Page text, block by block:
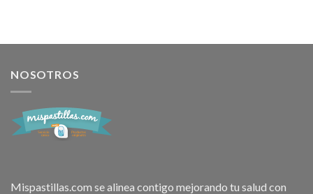
NOSOTROS
Mispastillas.com se alinea contigo mejorando tu salud con